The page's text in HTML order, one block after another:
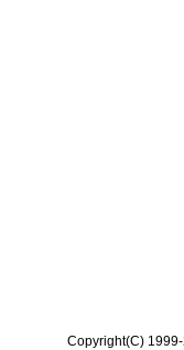
Copyright(C)